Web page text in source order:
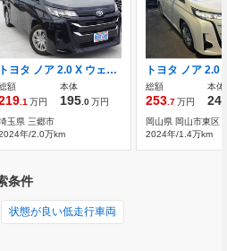
トヨタ ノア 2.0 X ウェルキャブ サイドリフトアップチルトシート車 純正8インチマルチメディア
額
.1万円
本体
195.0万円
玉県 三郷市
年/2.0万km
総額
253.7万円
本体
岡山県 岡山市東区
2024年/1.4万km
条件
状態が良い低走行車両